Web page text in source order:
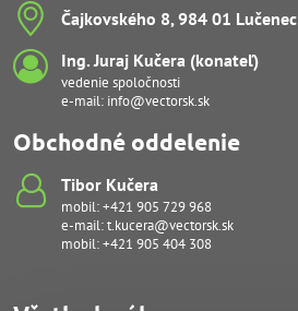
Čajkovského 8, 984 01 Lučenec
Ing​. Juraj Kučera (konateľ)
vedenie spoločnosti
e-mail: info@vectorsk.sk
Obchodné oddelenie
Tibor Kučera
mobil:+421 905 729 968
e-mail:t.kucera@vectorsk.sk
mobil:+421 905 404 308